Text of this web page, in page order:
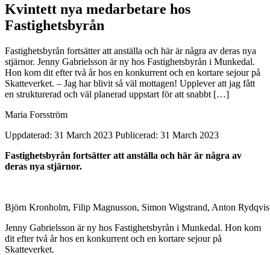
Kvintett nya medarbetare hos
Fastighetsbyrån
Fastighetsbyrån fortsätter att anställa och här är några av deras nya
stjärnor. Jenny Gabrielsson är ny hos Fastighetsbyrån i Munkedal.
Hon kom dit efter två år hos en konkurrent och en kortare sejour på
Skatteverket. – Jag har blivit så väl mottagen! Upplever att jag fått
en strukturerad och väl planerad uppstart för att snabbt […]
Maria Forsström
Uppdaterad: 31 March 2023 Publicerad: 31 March 2023
Fastighetsbyrån fortsätter att anställa och här är några av
deras nya stjärnor.
Björn Kronholm, Filip Magnusson, Simon Wigstrand, Anton
Jenny Gabrielsson är ny hos Fastighetsbyrån i Munkedal. Hon kom
dit efter två år hos en konkurrent och en kortare sejour på
Skatteverket.